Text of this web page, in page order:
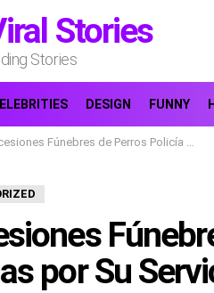
Stories
Stories
DESIGN FUNNY
Fúnebres de Perros Policía K9. Gracias por Su Servicio.
por Su